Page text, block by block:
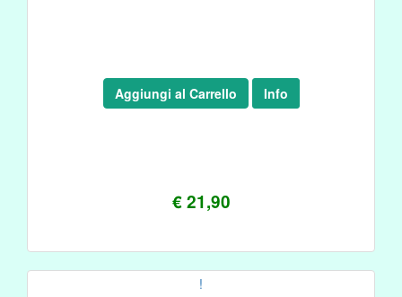
€ 21,90
Aggiungi al Carrello Info
!